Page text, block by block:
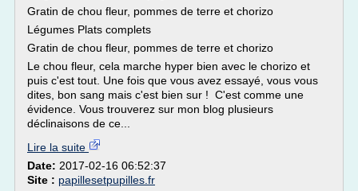
Gratin de chou fleur, pommes de terre et chorizo
Légumes Plats complets
Gratin de chou fleur, pommes de terre et chorizo
Le chou fleur, cela marche hyper bien avec le chorizo et
puis c'est tout. Une fois que vous avez essayé, vous vous
dites, bon sang mais c'est bien sur ! C'est comme une
évidence. Vous trouverez sur mon blog plusieurs
déclinaisons de ce...
Lire la suite
Date: 2017-02-16 06:52:37
Site : papillesetpupilles.fr